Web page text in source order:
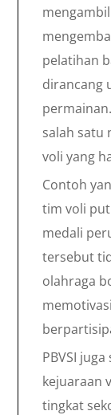
pelatihan
dirancang
salah satu
voli yang
Contoh
tim voli
medali
tersebut
olahraga
PBVSI
kejuaraan
tingkat